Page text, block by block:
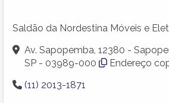
Saldão da Nordestina Móveis e
Av. Sapopemba, 12380 -
SP - 03989-000
Endereço
(11) 2013-1871